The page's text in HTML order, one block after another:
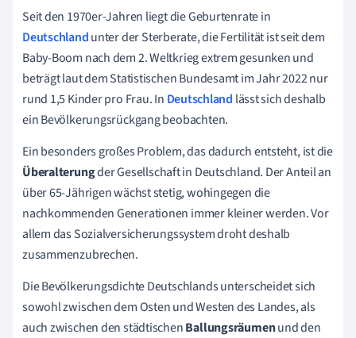
Seit den 1970er-Jahren liegt die Geburtenrate in
Deutschlandunter der Sterberate, die Fertilität ist seit dem
Baby-Boom nach dem 2. Weltkrieg extrem gesunken und
beträgt laut dem Statistischen Bundesamt im Jahr 2022 nur
rund 1,5 Kinder pro Frau. In Deutschland lässt sich deshalb
ein Bevölkerungsrückgang beobachten.
Ein besonders großes Problem, das dadurch entsteht, ist die
Überalterungder Gesellschaft in Deutschland. Der Anteil an
über 65-Jährigen wächst stetig, wohingegen die
nachkommenden Generationen immer kleiner werden. Vor
allem das Sozialversicherungssystem droht deshalb
zusammenzubrechen.
Die Bevölkerungsdichte Deutschlands unterscheidet sich
sowohl zwischen dem Osten und Westen des Landes, als
auch zwischen den städtischenBallungsräumenund den